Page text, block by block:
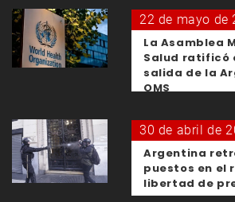
22 de mayo de
La Asamblea
Salud ratificó
salida de la
OMS
30 de abril de
Argentina
puestos en el
libertad de